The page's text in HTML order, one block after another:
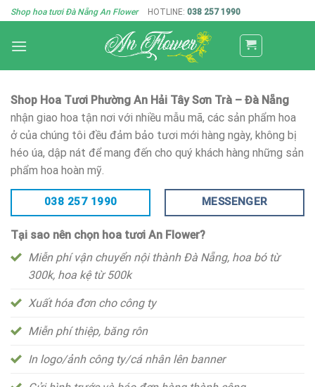
Skip
to
content
Shop hoa tươi Đà Nẵng An Flower HOTLINE: 038 257 1990
Shop Hoa Tươi Phường An Hải Tây Sơn Trà – Đà Nẵng
nhận giao hoa tận nơi với nhiều mẫu mã, các sản phẩm hoa
ở của chúng tôi đều đảm bảo tươi mới hàng ngày, không bị
héo úa, dập nát để mang đến cho quý khách hàng những sản
phẩm hoa hoàn mỹ.
038 257 1990 MESSENGER
Tại sao nên chọn hoa tươi An Flower?
Miễn phí vận chuyển nội thành Đà Nẵng, hoa bó từ
300k, hoa kệ từ 500k
Xuất hóa đơn cho công ty
Miễn phí thiệp, băng rôn
In logo/ảnh công ty/cá nhân lên banner